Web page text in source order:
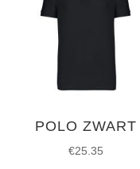
POLO ZWART
€25.35